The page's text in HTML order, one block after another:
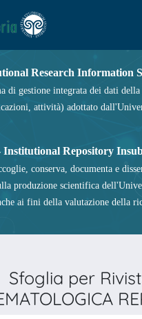
Research Information
di gestione integrata dei dati della
attività) adottato
Repository
conserva, documenta e
produzione scientifica
ai fini della valutazione della
Sfoglia per